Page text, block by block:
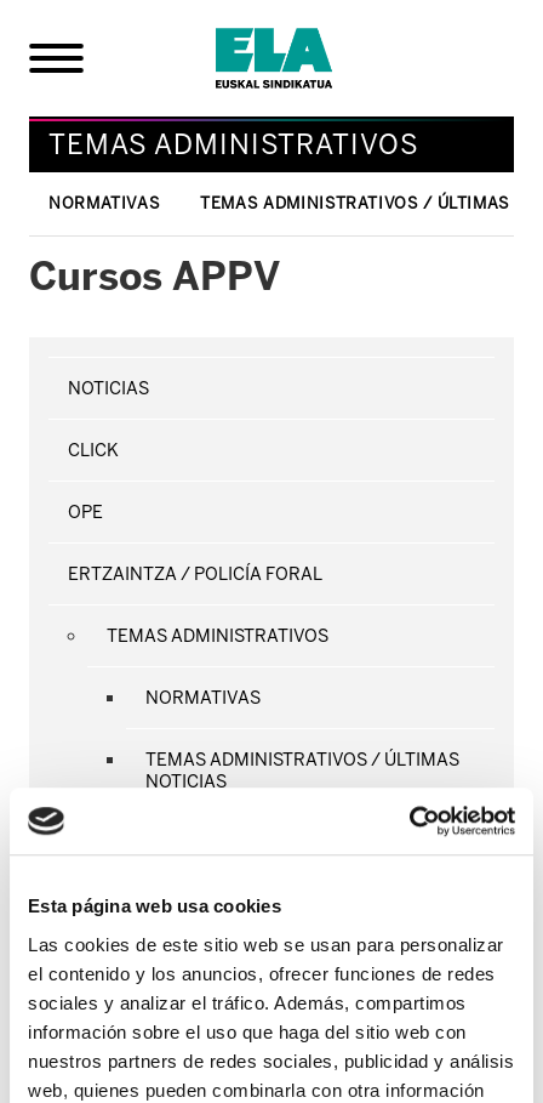
Esta página web usa cookies
Las cookies de este sitio web se usan para personalizar
el contenido y los anuncios, ofrecer funciones de redes
sociales y analizar el tráfico. Además, compartimos
información sobre el uso que haga del sitio web con
nuestros partners de redes sociales, publicidad y análisis
web, quienes pueden combinarla con otra información
TEMAS ADMINISTRATIVOS
NORMATIVAS TEMAS ADMINISTRATIVOS / ÚLTIMAS
Cursos APPV
NOTICIAS
CLICK
OPE
ERTZAINTZA / POLICÍA FORAL
TEMAS ADMINISTRATIVOS
NORMATIVAS
TEMAS ADMINISTRATIVOS / ÚLTIMAS
NOTICIAS
CURSOS APPV
NUEVAS PROMOCIONES
SEGURIDAD Y SALUD LABORAL
PROVISIÓN DE PUESTOS